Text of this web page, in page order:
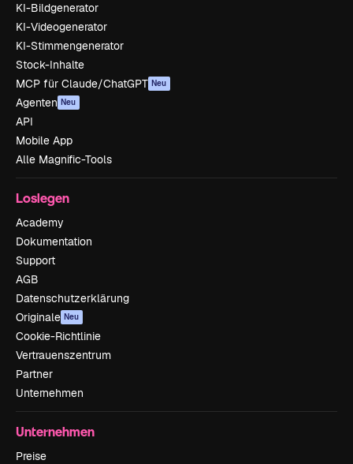
KI-Bildgenerator
KI-Videogenerator
KI-Stimmengenerator
Stock-Inhalte
MCP für Claude/ChatGPT Neu
Agenten Neu
API
Mobile App
Alle Magnific-Tools
Loslegen
Academy
Dokumentation
Support
AGB
Datenschutzerklärung
Originale Neu
Cookie-Richtlinie
Vertrauenszentrum
Partner
Unternehmen
Unternehmen
Preise